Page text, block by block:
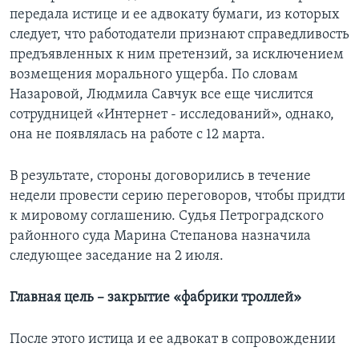
передала истице и ее адвокату бумаги, из которых
следует, что работодатели признают справедливость
предъявленных к ним претензий, за исключением
возмещения морального ущерба. По словам
Назаровой, Людмила Савчук все еще числится
сотрудницей «Интернет - исследований», однако,
она не появлялась на работе с 12 марта.
В результате, стороны договорились в течение
недели провести серию переговоров, чтобы придти
к мировому соглашению. Судья Петроградского
районного суда Марина Степанова назначила
следующее заседание на 2 июля.
Главная цель – закрытие «фабрики троллей»
После этого истица и ее адвокат в сопровождении